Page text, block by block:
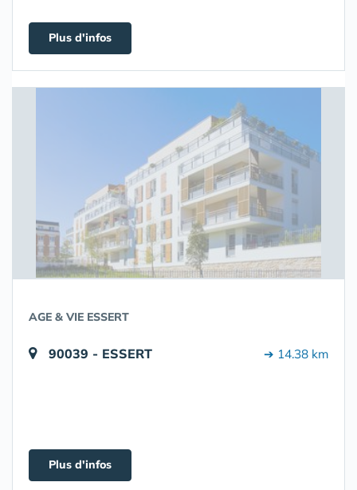
Plus d'infos
AGE & VIE ESSERT
90039 - ESSERT ➔ 14.38 km
Plus d'infos